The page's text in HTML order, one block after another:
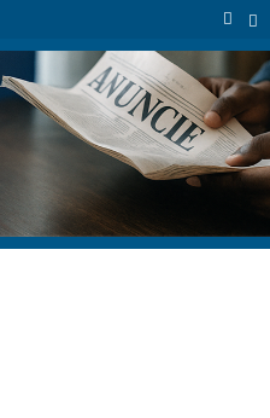
Inflação em Angola cai para